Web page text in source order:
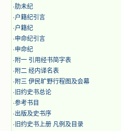
·肋未纪
·户籍纪引言
·户籍纪
·申命纪引言
·申命纪
· 附一 引用经书简字表
· 附二 经内译名表
· 附三 伊民旷野行程图及会幕
· 旧约史书总论
·参考书目
·出版及史书序
· 旧约史书上册 凡例及目录